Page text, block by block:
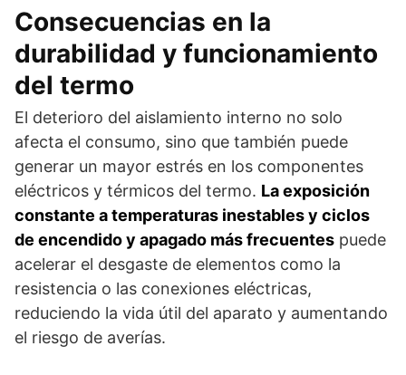
Consecuencias en la
durabilidad y funcionamiento
del termo
El deterioro del aislamiento interno no solo
afecta el consumo, sino que también puede
generar un mayor estrés en los componentes
eléctricos y térmicos del termo. La exposición
constante a temperaturas inestables y ciclos
de encendido y apagado más frecuentes puede
acelerar el desgaste de elementos como la
resistencia o las conexiones eléctricas,
reduciendo la vida útil del aparato y aumentando
el riesgo de averías.